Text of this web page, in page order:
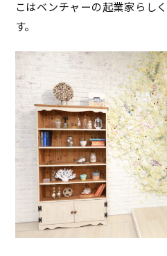
こはベンチャーの起業家らし
す。